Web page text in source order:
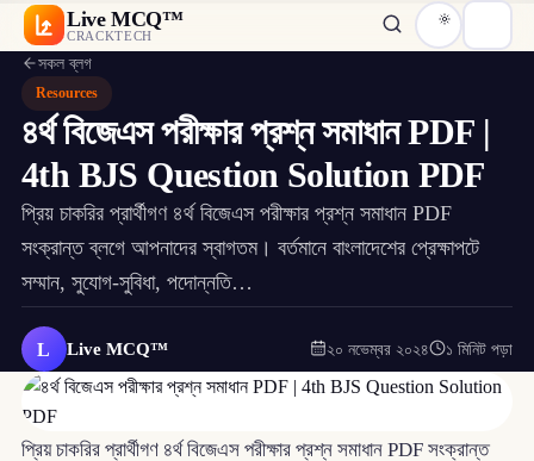
Live MCQ™
CRACKTECH
সকল ব্লগ
Resources
৪র্থ বিজেএস পরীক্ষার প্রশ্ন সমাধান PDF |
4th BJS Question Solution PDF
প্রিয় চাকরির প্রার্থীগণ ৪র্থ বিজেএস পরীক্ষার প্রশ্ন সমাধান PDF
সংক্রান্ত ব্লগে আপনাদের স্বাগতম। বর্তমানে বাংলাদেশের প্রেক্ষাপটে
সম্মান, সুযোগ-সুবিধা, পদোন্নতি…
L Live MCQ™ ২০ নভেম্বর ২০২৪ ১ মিনিট পড়া
প্রিয় চাকরির প্রার্থীগণ ৪র্থ বিজেএস পরীক্ষার প্রশ্ন সমাধান PDF সংক্রান্ত